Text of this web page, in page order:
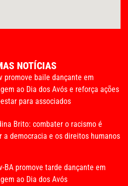
NOTÍCIAS
promove baile dançante em
ao Dia dos Avós e reforça ações
para associados
Brito: combater o racismo é
a democracia e os direitos humanos
BA promove tarde dançante em
ao Dia dos Avós